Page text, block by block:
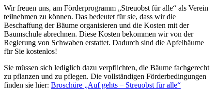
Wir freuen uns, am Förderprogramm „Streuobst für alle“ als Verein
teilnehmen zu können. Das bedeutet für sie, dass wir die
Beschaffung der Bäume organisieren und die Kosten mit der
Baumschule abrechnen. Diese Kosten bekommen wir von der
Regierung von Schwaben erstattet. Dadurch sind die Apfelbäume
für Sie kostenlos!
Sie müssen sich lediglich dazu verpflichten, die Bäume fachgerecht
zu pflanzen und zu pflegen. Die vollständigen Förderbedingungen
finden sie hier: Broschüre „Auf gehts – Streuobst für alle“